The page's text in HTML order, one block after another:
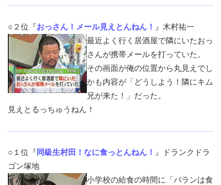
○２位『おっさん！メール見えとんねん！ 』木村祐一
最近よく行く居酒屋で隣にいたおっ
さんが携帯メールを打っていた。
その画面が俺の位置から丸見えでし
かも内容が「どうしよう！隣にキム
兄が来た！」だった。
見えとるっちゅうねん！
○１位『 同級生村田！なに食っとんねん！ 』ドランクドラ
ゴン塚地
小学校の給食の時間に「バランは食